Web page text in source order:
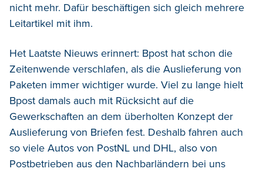
nicht mehr. Dafür beschäftigen sich gleich mehrere
Leitartikel mit ihm.
Het Laatste Nieuws erinnert: Bpost hat schon die
Zeitenwende verschlafen, als die Auslieferung von
Paketen immer wichtiger wurde. Viel zu lange hielt
Bpost damals auch mit Rücksicht auf die
Gewerkschaften an dem überholten Konzept der
Auslieferung von Briefen fest. Deshalb fahren auch
so viele Autos von PostNL und DHL, also von
Postbetrieben aus den Nachbarländern bei uns